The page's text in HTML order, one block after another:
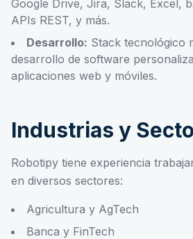
Google Drive, Jira, Slack, Excel,
APIs REST, y más.
Desarrollo: Stack tecnológico
desarrollo de software
aplicaciones web y móviles.
Industrias y
Robotipy tiene experiencia
en diversos sectores:
Agricultura y AgTech
Banca y FinTech